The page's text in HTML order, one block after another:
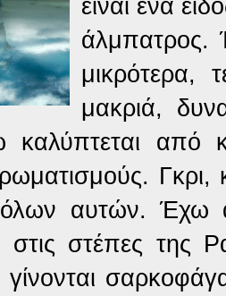
είναι ένα
άλμπατρος.
μικρότερα,
μακριά,
καλύπτεται από
Γκρι,
αυτών. Έχω
στις στέπες